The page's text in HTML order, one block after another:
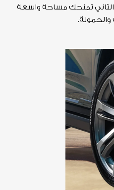
تمنحك مساحة واسعة